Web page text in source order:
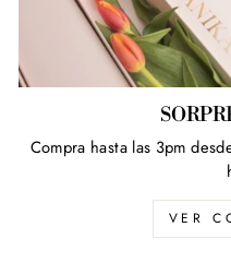
Compra hasta las 3pm
VER